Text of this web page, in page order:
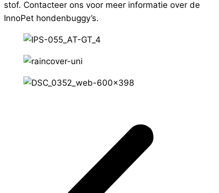
stof. Contacteer ons voor meer informatie over de
InnoPet hondenbuggy’s.